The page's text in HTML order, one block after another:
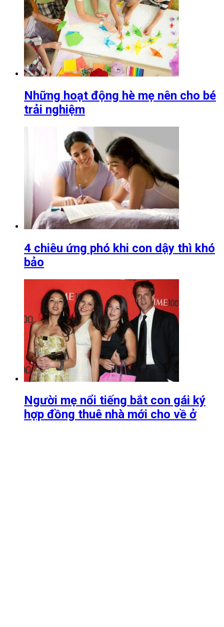
Những hoạt động hè mẹ nên cho bé
trải nghiệm
4 chiêu ứng phó khi con dậy thì khó
bảo
Người mẹ nổi tiếng bắt con gái ký
hợp đồng thuê nhà mới cho về ở